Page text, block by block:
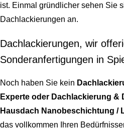
ist. Einmal gründlicher sehen Sie
Dachlackierungen an.
Dachlackierungen, wir
Sonderanfertigungen in
Noch haben Sie kein
Experte oder Dachlackierung &
Hausdach Nanobeschichtung /
das vollkommen Ihren